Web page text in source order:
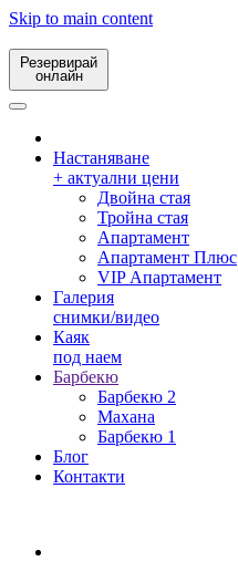
Skip to main content
Резервирай
онлайн
Настаняване
+ актуални цени
Двойна стая
Тройна стая
Апартамент
Апартамент Плюс
VIP Апартамент
Галерия
снимки/видео
Каяк
под наем
Барбекю
Барбекю 2
Махана
Барбекю 1
Блог
Контакти